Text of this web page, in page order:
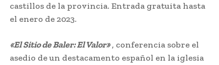
castillos de la provincia. Entrada gratuita hasta
el enero de 2023.
«El Sitio de Baler: El Valor», conferencia sobre el
asedio de un destacamento español en la iglesia